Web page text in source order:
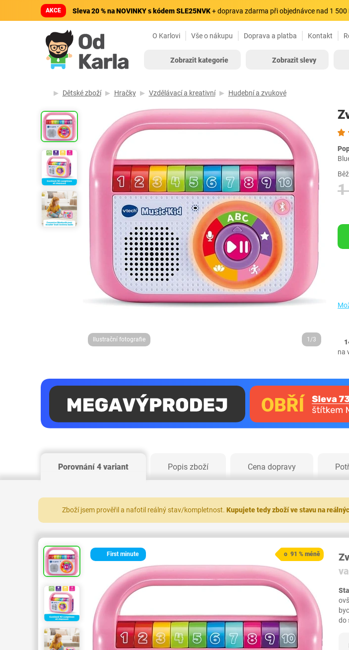
AKCE Sleva 20 % na NOVINKY s kódem SLE25NVK+ doprava zdarma při objednávce nad 1 500
O Karlovi Vše o nákupu Doprava a platba Kontakt
Zobrazit kategorie Zobrazit slevy
Dětské zboží Hračky Vzdělávací a kreativní Hudební a zvukové
Ilustrační fotografie 1/3
1
na
Porovnání 4 variant Popis zboží Cena dopravy
Zboží jsem prověřil a nafotil reálný stav/kompletnost. Kupujete tedy zboží ve stavu na
First minute o 91 % méně
do